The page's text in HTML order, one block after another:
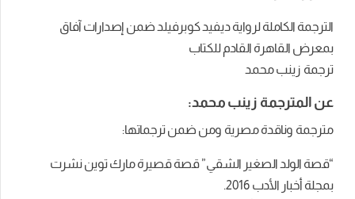
الترجمة الكاملة لرواية ديفيد كوبرفيلد ضمن إصدارات آفاق
بمعرض القاهرة القادم للكتاب
ترجمة زينب محمد
عن المترجمة زينب محمد:
مترجمة وناقدة مصرية ومن ضمن ترجماتها:
“قصة الولد الصغير الشقي” قصة قصيرةمارك توين نشرت
بمجلة أخبار الأدب 2016.